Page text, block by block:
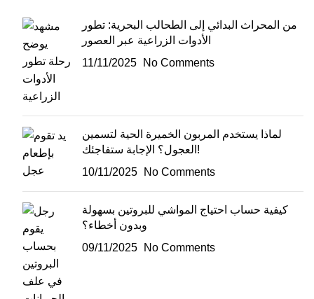
من المحراث البدائي إلى الطحالب البحرية: تطور
الأدوات الزراعية عبر العصور
11/11/2025
No Comments
لماذا يستخدم المربون الخميرة الحية لتسمين
العجول؟ الإجابة ستفاجئك!
10/11/2025
No Comments
كيفية حساب احتياج المواشي للبروتين بسهولة
وبدون أخطاء؟
09/11/2025
No Comments